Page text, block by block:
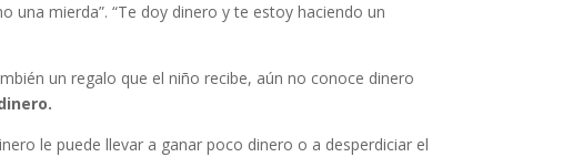
una mierda”. “Te doy dinero y te estoy haciendo un
un regalo que el niño recibe, aún no conoce dinero
le puede llevar a ganar poco dinero o a desperdiciar el